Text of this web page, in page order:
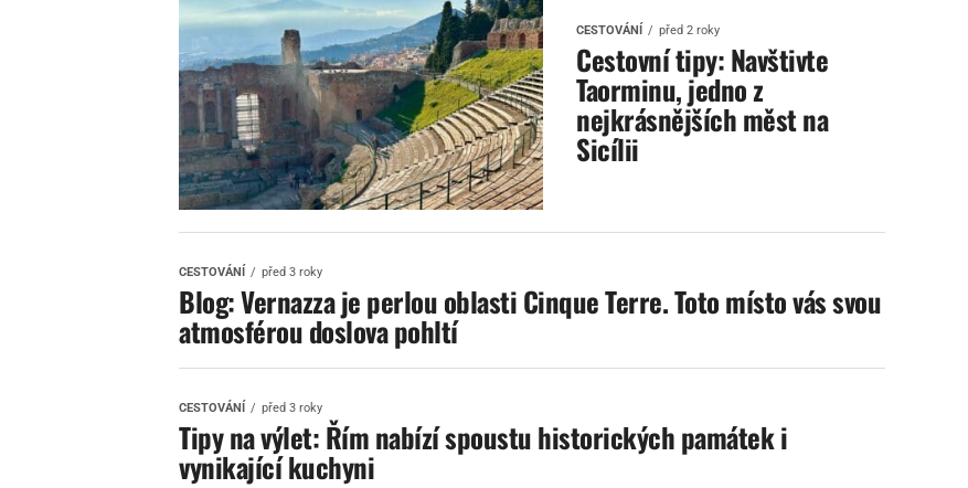
CESTOVÁNÍ před 2 roky
Cestovní tipy: Navštivte
Taorminu, jedno z
nejkrásnějších měst na
Sicílii
CESTOVÁNÍ před 3 roky
Blog: Vernazza je perlou oblasti Cinque Terre. Toto místo vás svou
atmosférou doslova pohltí
CESTOVÁNÍ před 3 roky
Tipy na výlet: Řím nabízí spoustu historických památek i
vynikající kuchyni